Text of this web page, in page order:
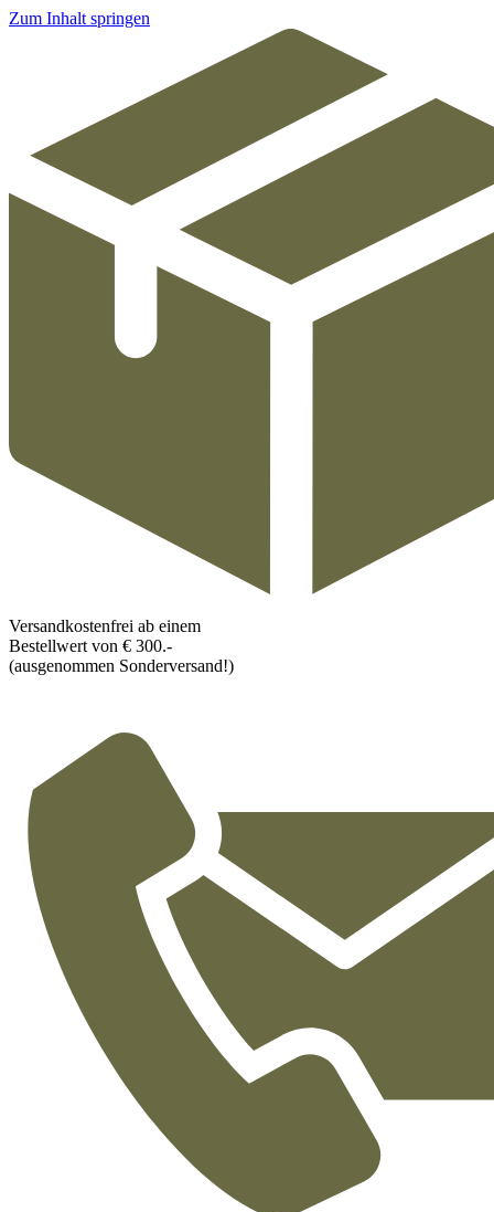
Zum Inhalt springen
Versandkostenfrei ab einem
Bestellwert von € 300.-
(ausgenommen Sonderversand!)